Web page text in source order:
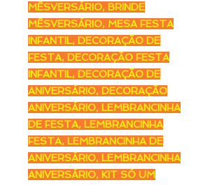
MÊSVERSÁRIO, BRINDE
MÊSVERSÁRIO, MESA FESTA
INFANTIL, DECORAÇÃO DE
FESTA, DECORAÇÃO FESTA
INFANTIL, DECORAÇÃO DE
ANIVERSÁRIO, DECORAÇÃO
ANIVERSÁRIO, LEMBRANCINHA
DE FESTA, LEMBRANCINHA
FESTA, LEMBRANCINHA DE
ANIVERSÁRIO, LEMBRANCINHA
ANIVERSÁRIO, KIT SÓ UM